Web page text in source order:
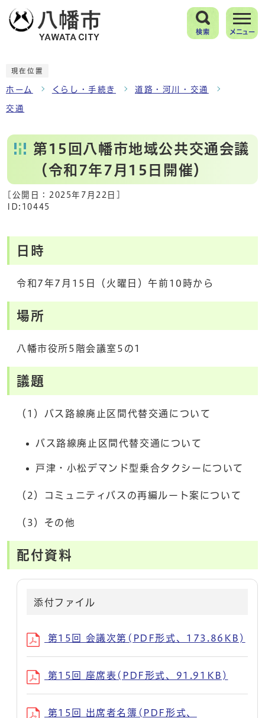
検索 メニュー
現在位置
ホーム くらし・手続き 道路・河川・交通
交通
第15回八幡市地域公共交通会議
（令和7年7月15日開催）
[公開日： 2025年7月22日
ID:10445
日時
令和7年7月15日（火曜日）午前10時から
場所
八幡市役所5階会議室5の1
議題
（1）バス路線廃止区間代替交通について
バス路線廃止区間代替交通について
戸津・小松デマンド型乗合タクシーについて
（2）コミュニティバスの再編ルート案について
（3）その他
配付資料
添付ファイル
第15回 会議次第(PDF形式、173.86KB)
第15回 座席表(PDF形式、91.91KB)
第15回 出席者名簿(PDF形式、